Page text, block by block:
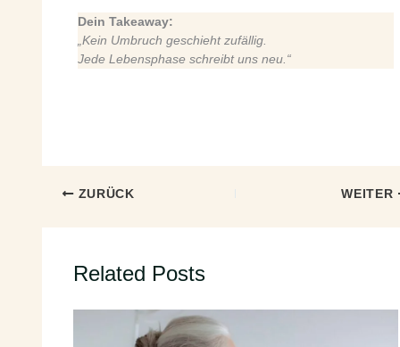
Dein Takeaway:
„Kein Umbruch geschieht zufällig.
Jede Lebensphase schreibt uns neu.“
ZURÜCK WEITER
Related Posts